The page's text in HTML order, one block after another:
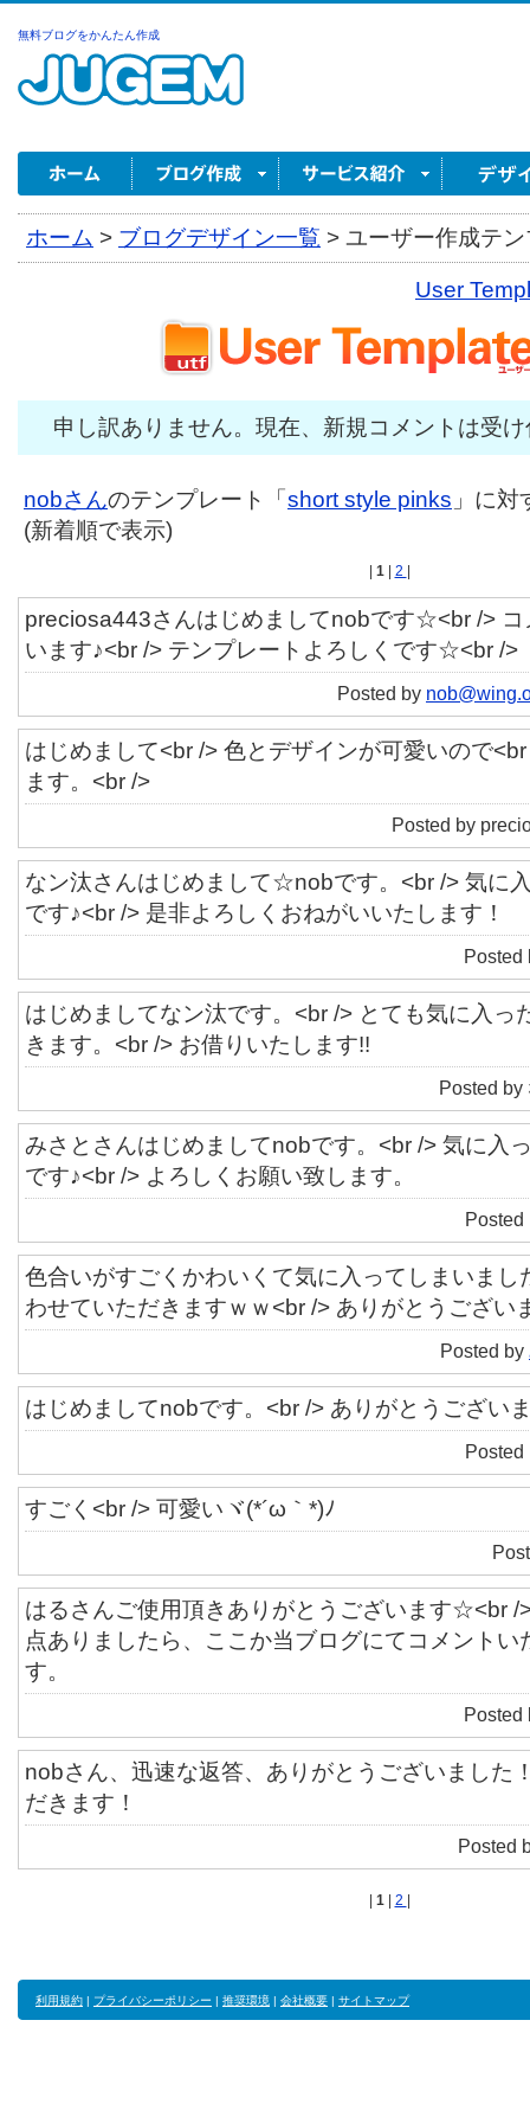
無料ブログをかんたん作成
ホーム > ブログデザイン一覧 > ユーザー作成テ
User
申し訳ありません。現在、新規コメントは受
nobさんのテンプレート「 short style pinks 」に
(新着順で表示)
1 2
preciosa443さんはじめましてnobです☆<br /> コ
います♪<br /> テンプレートよろしくです☆<br />
Posted by
はじめまして<br /> 色とデザインが可愛いので
ます。<br />
Posted by
なン汰さんはじめまして☆nobです。<br /> 気に
です♪<br /> 是非よろしくおねがいいたします！
はじめましてなン汰です。<br /> とても気に入っ
きます。<br /> お借りいたします!!
Posted by
みさとさんはじめましてnobです。<br /> 気に入
です♪<br /> よろしくお願い致します。
色合いがすごくかわいくて気に入ってしまいまし
わせていただきますｗｗ<br /> ありがとうござい
Posted by
はじめましてnobです。<br /> ありがとうござい
すごく<br /> 可愛いヾ(*´ω｀*)ﾉ
はるさんご使用頂きありがとうございます☆<br /
点ありましたら、ここか当ブログにてコメントい
す。
nobさん、迅速な返答、ありがとうございました
だきます！
Posted
1 2
利用規約 | プライバシーポリシー | 推奨環境 | 会社概要 | サイトマップ